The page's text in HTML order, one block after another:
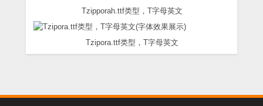
Tzipporah.ttf类型，T字母英文
Tzipora.ttf类型，T字母英文